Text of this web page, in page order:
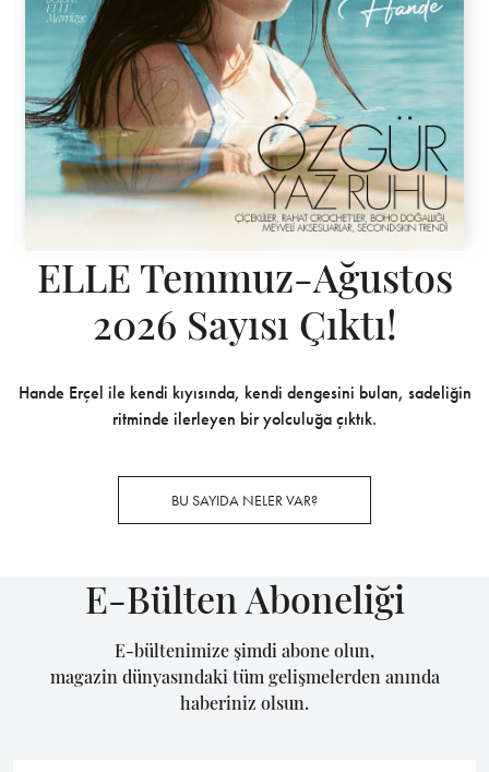
ELLE Temmuz-Ağustos
2026 Sayısı Çıktı!
Hande Erçel ile kendi kıyısında, kendi dengesini bulan, sadeliğin
ritminde ilerleyen bir yolculuğa çıktık.
BU SAYIDA NELER VAR?
E-Bülten Aboneliği
E-bültenimize şimdi abone olun,
magazin dünyasındaki tüm gelişmelerden anında
haberiniz olsun.